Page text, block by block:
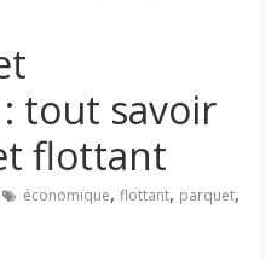
tout savoir
flottant
économique,flottant, parquet,